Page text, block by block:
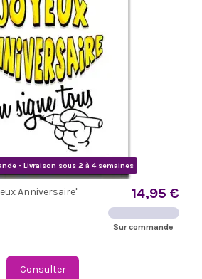
- Livraison sous 2 à 4 semaines
Anniversaire" 14,95 €
Sur commande
Consulter